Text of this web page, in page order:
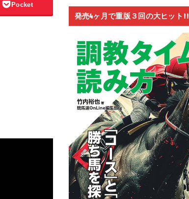
Pocket
発売4ヶ月で重版３回の大ヒット!!